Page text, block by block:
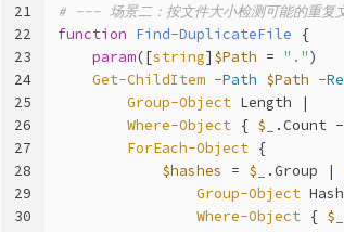
21
22
23
24
25
26
27
28
29
30
# --- 场景二：按文件大小检测可能的重
function Find-DuplicateFile {
param([string] $Path = ".")
Get-ChildItem -Path $Path -
Group-Object Length |
Where-Object { $_ .Count
ForEach-Object {
$hashes = $_ .Group |
Group-Object
Where-Object { $_